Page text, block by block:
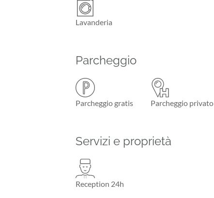
Lavanderia
Parcheggio
Parcheggio gratis Parcheggio privato
Servizi e proprietà
Reception 24h